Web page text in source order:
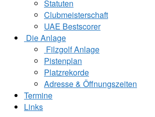
Statuten
Clubmeisterschaft
UAE Bestscorer
Die Anlage
Filzgolf Anlage
Pistenplan
Platzrekorde
Adresse & Öffnungszeiten
Termine
Links